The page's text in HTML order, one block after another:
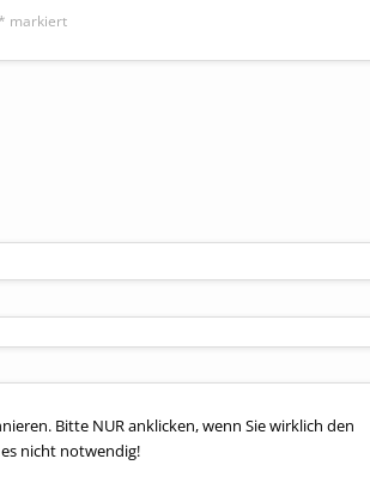
* markiert
Bitte NUR anklicken, wenn Sie wirklich den
nicht notwendig!